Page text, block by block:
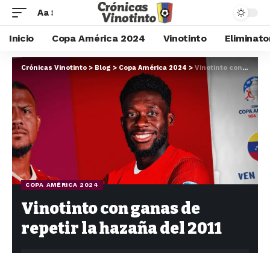
Aa
Inicio Copa América 2024 Vinotinto
Crónicas Vinotinto > Blog > Copa América 2024 > Vinotinto con ganas de repetir la hazaña del 2011
COPA AMÉRICA 2024
Vinotinto con ganas de
repetir la hazaña del 2011